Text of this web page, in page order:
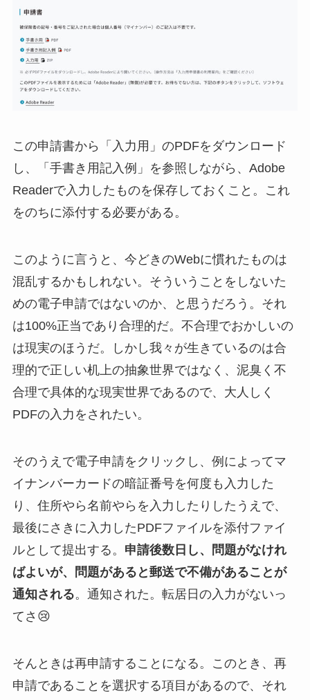
この申請書から「入力用」のPDFをダウンロード
し、「手書き用記入例」を参照しながら、Adobe
Readerで入力したものを保存しておくこと。これ
をのちに添付する必要がある。
このように言うと、今どきのWebに慣れたものは
混乱するかもしれない。そういうことをしないた
めの電子申請ではないのか、と思うだろう。それ
は100%正当であり合理的だ。不合理でおかしいの
は現実のほうだ。しかし我々が生きているのは合
理的で正しい机上の抽象世界ではなく、泥臭く不
合理で具体的な現実世界であるので、大人しく
PDFの入力をされたい。
そのうえで電子申請をクリックし、例によってマ
イナンバーカードの暗証番号を何度も入力した
り、住所やら名前やらを入力したりしたうえで、
最後にさきに入力したPDFファイルを添付ファイ
ルとして提出する。 申請後数日し、問題がなけれ
ばよいが、問題があると郵送で不備があることが
通知される。通知された。転居日の入力がないっ
てさ😢
そんときは再申請することになる。このとき、再
申請であることを選択する項目があるので、それ